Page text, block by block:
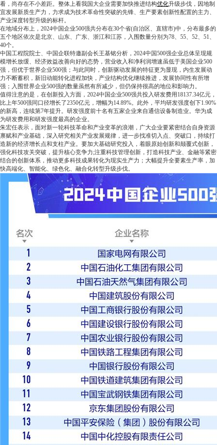
看，尚存在不小差距。整体上看我国大企业需要加快推进结构优化升级步伐，因地制
宜发展新质生产力，力求成为技术革命性突破的先锋、生产要素创新性配置的主力、
产业深度转型升级的标杆。
在地域分布上，2024中国企业500强共分布在30个省(自治区、直辖市)中，分布最多的
五个地区依次是北京、山东、广东、浙江和江苏，入围数量分别为78、55、52、51、
40个。
中国工程院院士、中国企联特邀副会长王基铭分析，2024中国500强企业总体呈现规
模增长放缓、经济效益改善向好的态势，营业收入和净利润增速虽低于美国企业500
强，但优于世界企业500强；与此同时，创新驱动发展的特征更为显现，内生发展动
力不断蓄积，新旧动能转化进程加快，产业结构优化继续推进，发展协同性有所增
强；入围世界企业500强的数量虽然有所减少，但仍保持很高的地位和影响力。
值得注意的是，在创新投入方面，2024中国企业500强共投入研发费用18137.34亿元，
比上年500强同口径增长了2350亿元，增幅为14.89%。此外，平均研发强度创下1.90%
的新高，连续第7年提升。研发强度前十名有五家企业来自通信设备制造业。华为成
为研发费用和研发强度最高的企业。
朱宏任表示，面对新一轮科技革命和产业变革的浪潮，广大企业要紧密结合自身资源
禀赋和产业基础，深入研究相关产业发展规律，进一步找准切入点、突破口，持续打
造新的经济增长点和支柱产业。要加大基础研究投入，着眼原始创新和颠覆式创新，
强化科技攻关突破，提升核心竞争力;注重科技管理创新，打造科技产业、金融等紧密
结合的创新体系，推动更多科技成果转化为现实生产力；大幅提升全要素生产率，加
快高端化、智能化、绿色化、融合化转型升级步伐。